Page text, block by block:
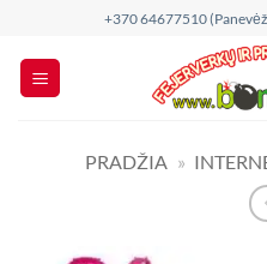
content
+370 64677510
PRADŽIA »